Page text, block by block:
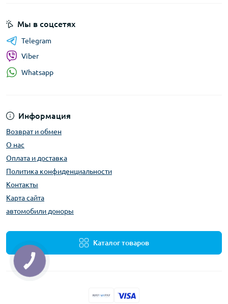
Информация
Возврат и обмен
О нас
Оплата и доставка
Политика конфиденциальности
Контакты
Карта сайта
автомобили доноры
Каталог товаров
Мы в соцсетях
Telegram
Viber
Whatsapp
КНОПКА
ЗВ'ЯЗКУ